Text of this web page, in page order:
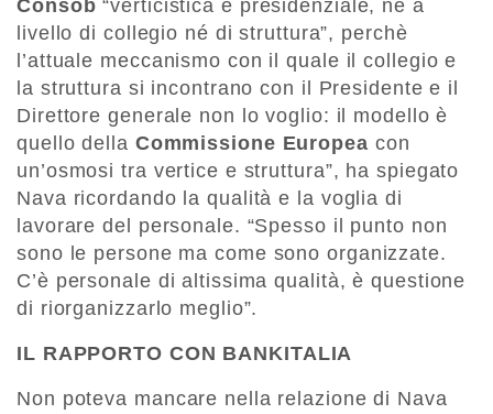
Consob “verticistica e presidenziale, né a
livello di collegio né di struttura”, perchè
l’attuale meccanismo con il quale il collegio e
la struttura si incontrano con il Presidente e il
Direttore generale non lo voglio: il modello è
quello della Commissione Europea con
un’osmosi tra vertice e struttura”, ha spiegato
Nava ricordando la qualità e la voglia di
lavorare del personale. “Spesso il punto non
sono le persone ma come sono organizzate.
C’è personale di altissima qualità, è questione
di riorganizzarlo meglio”.
IL RAPPORTO CON BANKITALIA
Non poteva mancare nella relazione di Nava